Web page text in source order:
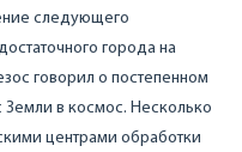
следующего
города на
говорил о постепенном
в космос. Несколько
центрами обработки